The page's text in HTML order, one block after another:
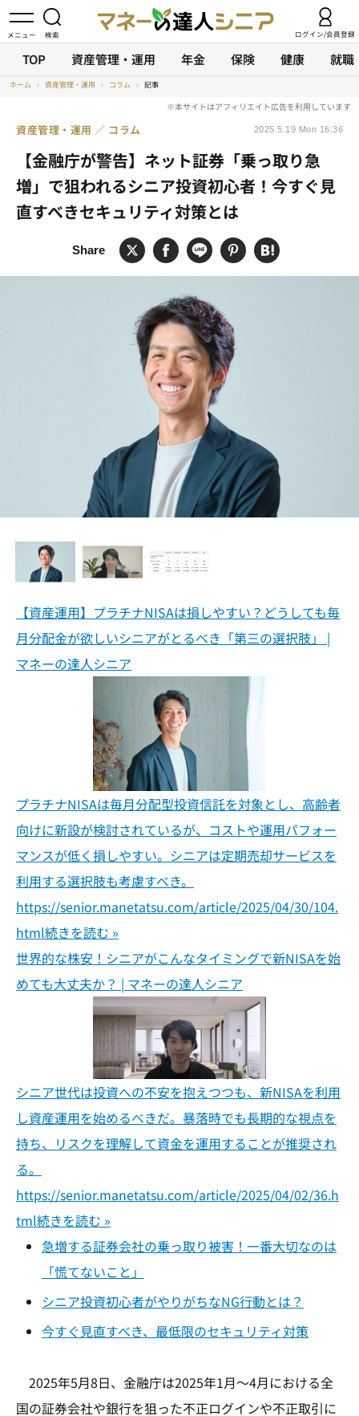
ログイン/会員登録
TOP 資産管理・運用 年金 保険 健康 就職
ホーム › 資産管理・運用 › コラム › 記事
【金融庁が警告】ネット証券「乗っ取り急
増」で狙われるシニア投資初心者！今すぐ見
直すべきセキュリティ対策とは
資産管理・運用 コラム 2025.5.19 Mon 16:36
【資産運用】プラチナNISAは損しやすい？どうしても毎
月分配金が欲しいシニアがとるべき「第三の選択肢」 |
マネーの達人シニア
プラチナNISAは毎月分配型投資信託を対象とし、高齢者
向けに新設が検討されているが、コストや運用パフォー
マンスが低く損しやすい。シニアは定期売却サービスを
利用する選択肢も考慮すべき。
https://senior.manetatsu.com/article/2025/04/30/104.
html続きを読む »
世界的な株安！シニアがこんなタイミングで新NISAを始
めても大丈夫か？ | マネーの達人シニア
シニア世代は投資への不安を抱えつつも、新NISAを利用
し資産運用を始めるべきだ。暴落時でも長期的な視点を
持ち、リスクを理解して資金を運用することが推奨され
る。
https://senior.manetatsu.com/article/2025/04/02/36.h
tml続きを読む »
急増する証券会社の乗っ取り被害！一番大切なのは
「慌てないこと」
シニア投資初心者がやりがちなNG行動とは？
今すぐ見直すべき、最低限のセキュリティ対策
2025年5月8日、金融庁は2025年1月～4月における全
国の証券会社や銀行を狙った不正ログインや不正取引に